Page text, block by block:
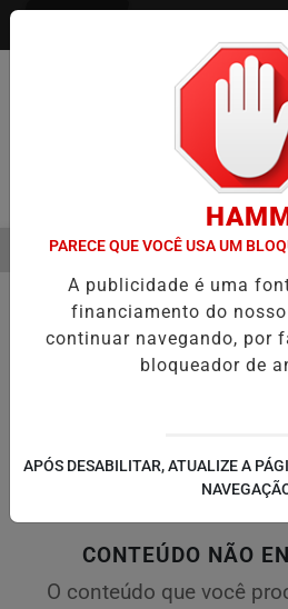
Pesquisar Notícia
SEMESTRE É A VIRADA DO VAREJO
EM ALTA
CONTEÚDO NÃO
O conteúdo que você
PARECE QUE VOCÊ USA UM
A publicidade é uma
financiamento do
continuar navegando, por
bloqueador de
APÓS DESABILITAR, ATUALIZE A